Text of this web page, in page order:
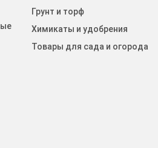
Грунт и торф
Химикаты и удобрения
Товары для сада и огорода